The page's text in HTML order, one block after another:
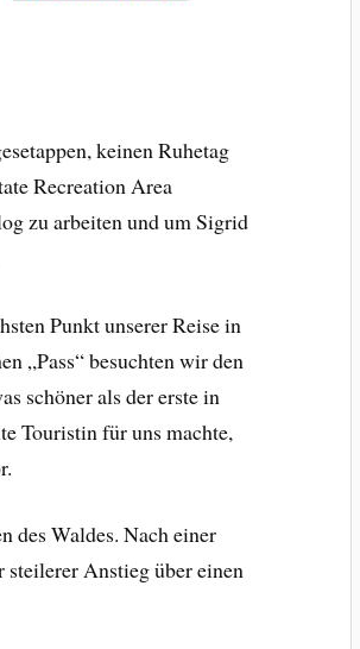
keinen Ruhetag
Recreation Area
zu arbeiten und um Sigrid
Punkt unserer Reise in
„Pass“ besuchten wir den
schöner als der erste in
Touristin für uns machte,
des Waldes. Nach einer
Anstieg über einen